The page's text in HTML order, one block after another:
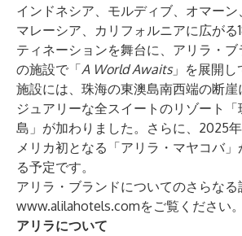
インドネシア、モルディブ、オマーン
マレーシア、カリフォルニアに広がる
ティネーションを舞台に、アリラ・
の施設で「A World Awaits」を展開し
施設には、珠海の東澳島南西端の断
ジュアリーな全スイートのリゾート
島」が加わりました。さらに、2025
メリカ初となる「アリラ・マヤコバ
る予定です。
アリラ・ブランドについてのさらなる
www.alilahotels.comをご覧ください。
アリラについて